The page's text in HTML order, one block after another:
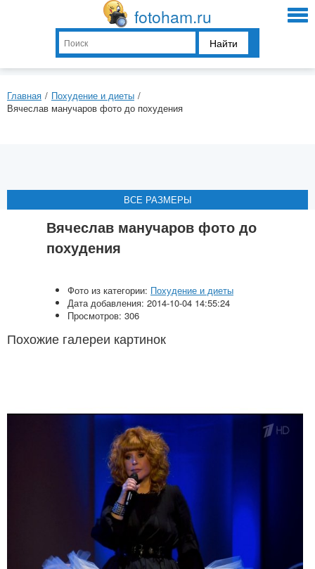
fotoham.ru
Найти
Главная / Похудение и диеты /
Вячеслав манучаров фото до похудения
ВСЕ РАЗМЕРЫ
ВСЕ РАЗМЕРЫ
ВСЕ РАЗМЕРЫ
ВСЕ РАЗМЕРЫ
Вячеслав манучаров фото до
похудения
Фото из категории: Похудение и диеты
Дата добавления: 2014-10-04 14:55:24
Просмотров: 306
Похожие галереи картинок